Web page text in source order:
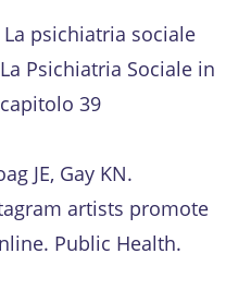
psichiatria sociale
Psichiatria Sociale in
39
JE, Gay KN.
artists promote
Public Health.